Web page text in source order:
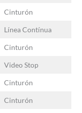
Cinturón
Línea Contínua
Cinturón
Video Stop
Cinturón
Cinturón